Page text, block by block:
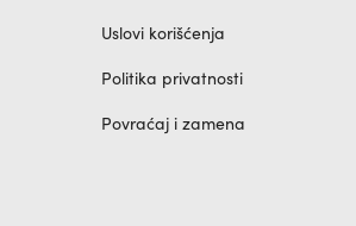
Uslovi korišćenja
Politika privatnosti
Povraćaj i zamena